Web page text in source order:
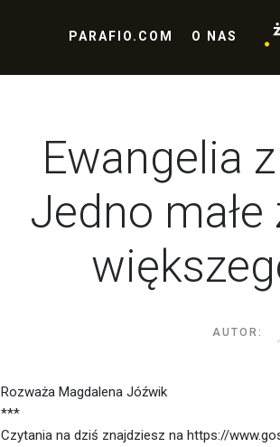
PARAFIO.COM O NAS
Ewangelia
Jedno
AUTOR:
Rozważa Magdalena Jóźwik
***
Czytania na dziś znajdziesz na https://